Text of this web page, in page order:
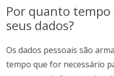
Por quanto tempo
seus dados?
Os dados pessoais são
tempo que for necessário